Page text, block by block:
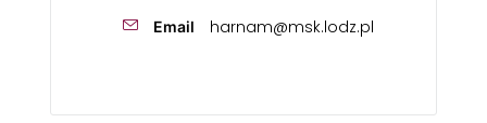
Email harnam@msk.lodz.pl